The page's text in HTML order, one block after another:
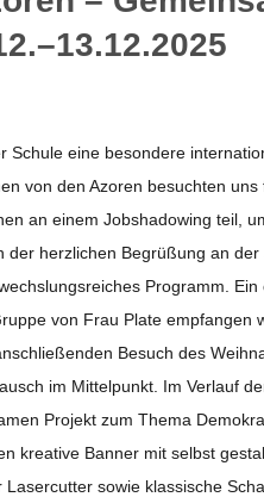
eine beson­dere
von den Azo­ren besuch­ten
an einem Job­sha­dowing teil,
herz­li­chen Begrü­ßung an
Pro­gramm.
von Frau Plate emp­fan­gen
Besuch des
im Mit­tel­punkt. Im Ver­lauf
Pro­jekt zum Thema
krea­tive Ban­ner mit selbst
sowie klas­si­sche